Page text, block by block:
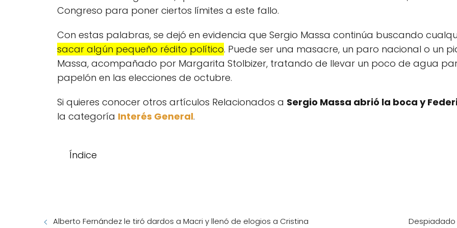
Congreso para poner ciertos límites a este fallo.
Con estas palabras, se dejó en evidencia que Sergio Massa continúa buscando
sacar algún pequeño rédito político. Puede ser una masacre, un paro nacional o un
Massa, acompañado por Margarita Stolbizer, tratando de llevar un poco de agua
papelón en las elecciones de octubre.
Si quieres conocer otros artículos Relacionados a Sergio Massa abrió la boca y
la categoría Interés General.
Índice
Alberto Fernández le tiró dardos a Macri y llenó de elogios a Cristina